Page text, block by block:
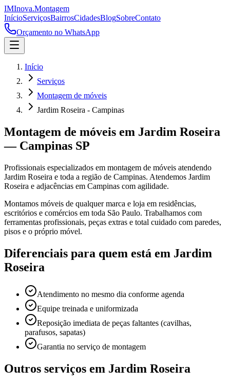
IMInova.Montagem
InícioServiçosBairrosCidadesBlogSobreContato
Orçamento no WhatsApp
Início
Serviços
Montagem de móveis
Jardim Roseira - Campinas
Montagem de móveis em Jardim Roseira
— Campinas SP
Profissionais especializados em montagem de móveis atendendo
Jardim Roseira e toda a região de Campinas. Atendemos Jardim
Roseira e adjacências em Campinas com agilidade.
Montamos móveis de qualquer marca e loja em residências,
escritórios e comércios em toda São Paulo. Trabalhamos com
ferramentas profissionais, peças extras e total cuidado com paredes,
pisos e o próprio móvel.
Diferenciais para quem está em Jardim
Roseira
Atendimento no mesmo dia conforme agenda
Equipe treinada e uniformizada
Reposição imediata de peças faltantes (cavilhas,
parafusos, sapatas)
Garantia no serviço de montagem
Outros serviços em Jardim Roseira